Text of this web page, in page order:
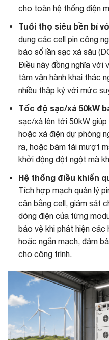
cho toàn hệ thống điện
Tuổi thọ siêu bền bỉ
dụng các cell pin công
bảo số lần sạc xả sâu
Điều này đồng nghĩa với
tâm vận hành khai thác
nhiều thập kỷ với mức
Tốc độ sạc/xả 50kW
sạc/xả lên tới 50kW
hoặc xả điện dự phòng
ra, hoặc bám tải mượt
khởi động đột ngột mà
Hệ thống điều khiển
Tích hợp mạch quản lý
cân bằng cell, giám sát
dòng điện của từng
bảo vệ khi phát hiện các
hoặc ngắn mạch, đảm
cho công trình.